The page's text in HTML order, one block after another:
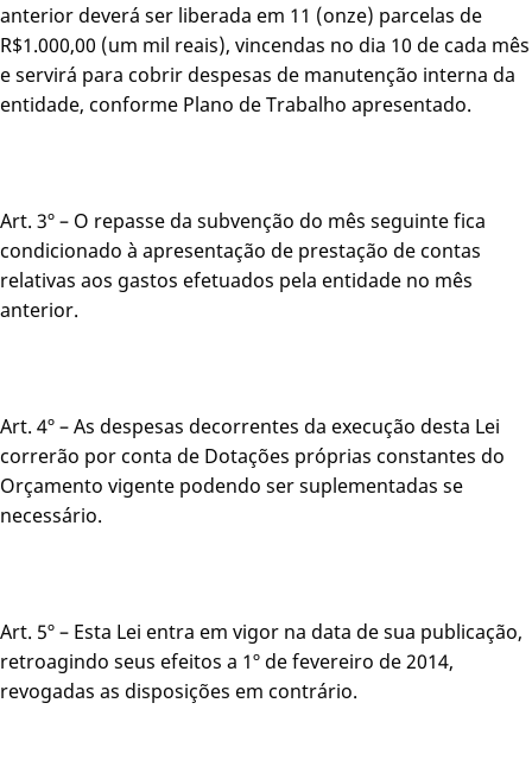
anterior deverá ser liberada em 11 (onze) parcelas de
R$1.000,00 (um mil reais), vincendas no dia 10 de cada mês
e servirá para cobrir despesas de manutenção interna da
entidade, conforme Plano de Trabalho apresentado.
Art. 3º – O repasse da subvenção do mês seguinte fica
condicionado à apresentação de prestação de contas
relativas aos gastos efetuados pela entidade no mês
anterior.
Art. 4º – As despesas decorrentes da execução desta Lei
correrão por conta de Dotações próprias constantes do
Orçamento vigente podendo ser suplementadas se
necessário.
Art. 5º – Esta Lei entra em vigor na data de sua publicação,
retroagindo seus efeitos a 1º de fevereiro de 2014,
revogadas as disposições em contrário.